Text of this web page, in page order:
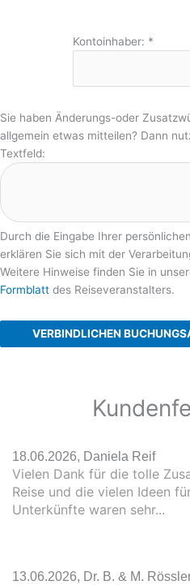
Kontoinhaber: *
Sie haben Änderungs-oder
allgemein etwas mitteilen? Dann
Textfeld:
Durch die Eingabe Ihrer
erklären Sie sich mit der
Weitere Hinweise finden Sie in
Formblatt des Reiseveranstalters.
VERBINDLICHEN
18.06.2026, Daniela Reif
Vielen Dank für die tolle
Reise und die vielen Ideen
Unterkünfte waren sehr...
13.06.2026, Dr. B. & M.